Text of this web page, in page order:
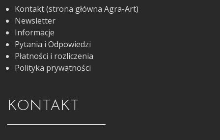
Kontakt (strona główna Agra-Art)
Newsletter
Informacje
Pytania i Odpowiedzi
Płatności i rozliczenia
Polityka prywatności
KONTAKT